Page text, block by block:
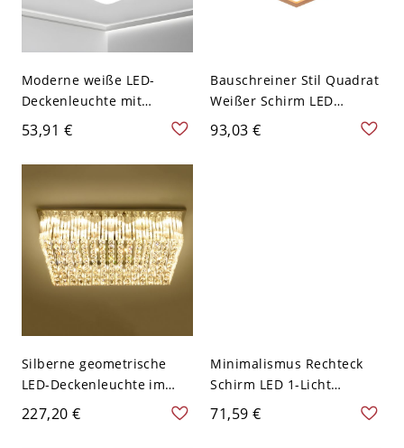
Moderne weiße LED-
Deckenleuchte mit
Acrylschirm für helles
Wohnambiente - 110V-
120V 40,64 cm Quadrat
53,91 €
Bauschreiner Stil Quadrat
Weißer Schirm LED
Deckenlampe Holz
Holzfarbe Rahmen 1-Kopf
93,03 €
Silberne geometrische
LED-Deckenleuchte im
modern-romantischen Stil
aus Edelstahl-Kristall-
227,20 €
Minimalismus Rechteck
Schirm LED 1-Licht
Deckenlampe Metall
Weiße Deckenleuchte -
71,59 €